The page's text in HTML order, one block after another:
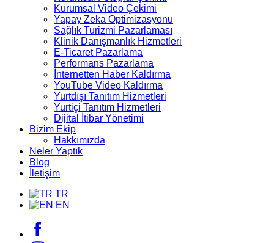
Kurumsal Video Çekimi
Yapay Zeka Optimizasyonu
Sağlık Turizmi Pazarlaması
Klinik Danışmanlık Hizmetleri
E-Ticaret Pazarlama
Performans Pazarlama
İnternetten Haber Kaldırma
YouTube Video Kaldırma
Yurtdışı Tanıtım Hizmetleri
Yurtiçi Tanıtım Hizmetleri
Dijital İtibar Yönetimi
Bizim Ekip
Hakkımızda
Neler Yaptık
Blog
İletişim
TR
EN